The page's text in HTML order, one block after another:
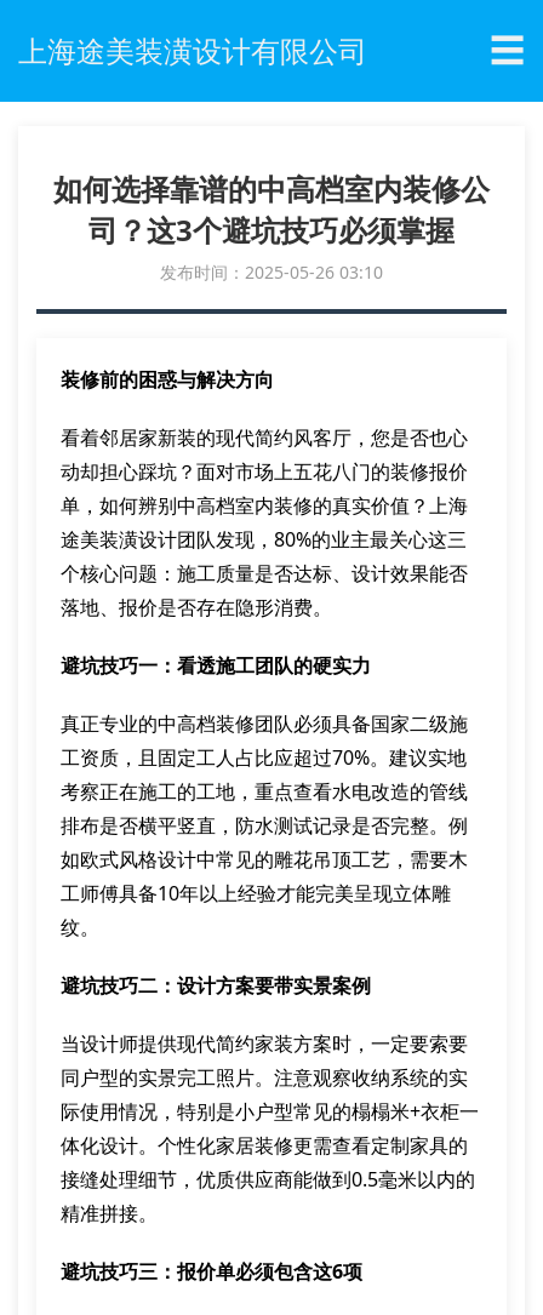
上海途美装潢设计有限公司 ☰
如何选择靠谱的中高档室内装修公
司？这3个避坑技巧必须掌握
发布时间：2025-05-26 03:10
装修前的困惑与解决方向
看着邻居家新装的现代简约风客厅，您是否也心
动却担心踩坑？面对市场上五花八门的装修报价
单，如何辨别中高档室内装修的真实价值？上海
途美装潢设计团队发现，80%的业主最关心这三
个核心问题：施工质量是否达标、设计效果能否
落地、报价是否存在隐形消费。
避坑技巧一：看透施工团队的硬实力
真正专业的中高档装修团队必须具备国家二级施
工资质，且固定工人占比应超过70%。建议实地
考察正在施工的工地，重点查看水电改造的管线
排布是否横平竖直，防水测试记录是否完整。例
如欧式风格设计中常见的雕花吊顶工艺，需要木
工师傅具备10年以上经验才能完美呈现立体雕
纹。
避坑技巧二：设计方案要带实景案例
当设计师提供现代简约家装方案时，一定要索要
同户型的实景完工照片。注意观察收纳系统的实
际使用情况，特别是小户型常见的榻榻米+衣柜一
体化设计。个性化家居装修更需查看定制家具的
接缝处理细节，优质供应商能做到0.5毫米以内的
精准拼接。
避坑技巧三：报价单必须包含这6项